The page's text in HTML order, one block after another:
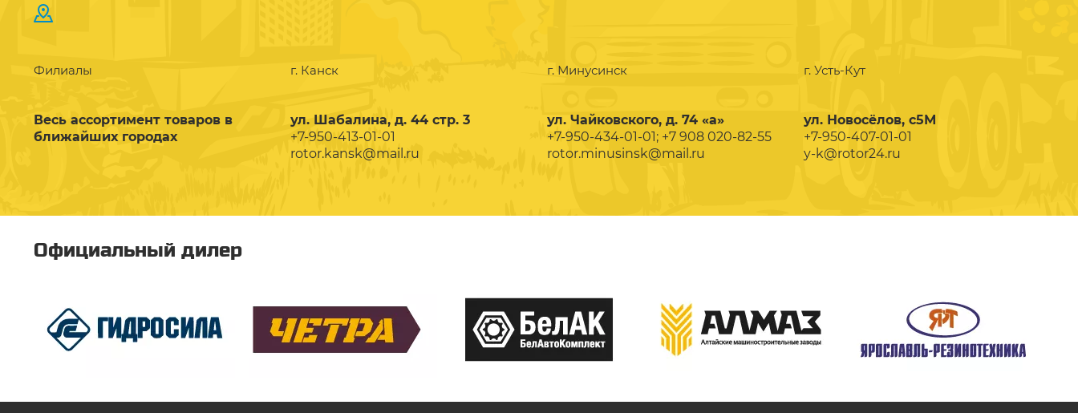
Филиалы
Весь ассортимент товаров в
ближайших городах
г. Канск
ул. Шабалина, д. 44 стр. 3
+7-950-413-01-01
rotor.kansk@mail.ru
г. Минусинск
ул. Чайковского, д. 74 «а»
+7-950-434-01-01; +7 908 020-82-55
rotor.minusinsk@mail.ru
г. Усть-Кут
ул. Новосёлов, с5М
+7-950-407-01-01
y-k@rotor24.ru
Официальный дилер